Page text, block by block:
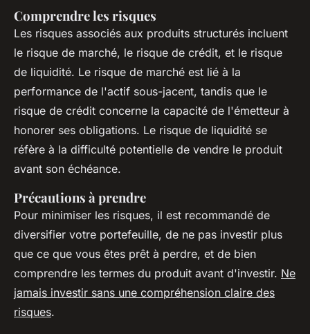
Comprendre les risques
Les risques associés aux produits structurés incluent
le risque de marché, le risque de crédit, et le risque
de liquidité. Le risque de marché est lié à la
performance de l'actif sous-jacent, tandis que le
risque de crédit concerne la capacité de l'émetteur à
honorer ses obligations. Le risque de liquidité se
réfère à la difficulté potentielle de vendre le produit
avant son échéance.
Précautions à prendre
Pour minimiser les risques, il est recommandé de
diversifier votre portefeuille, de ne pas investir plus
que ce que vous êtes prêt à perdre, et de bien
comprendre les termes du produit avant d'investir. Ne
jamais investir sans une compréhension claire des
risques.